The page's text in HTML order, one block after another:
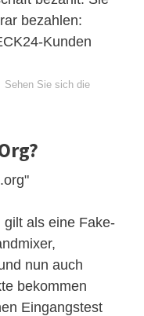
bezahlen:
Kunden
Sehen Sie sich die
gilt als eine Fake-
nun auch
bekommen
Eingangstest